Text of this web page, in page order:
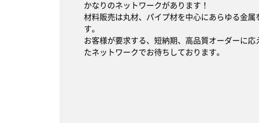
かなりのネットワークがあります！
材料販売は丸材、パイプ材を中心にあらゆる金属
す。
お客様が要求する、短納期、高品質オーダーに応
たネットワークでお待ちしております。